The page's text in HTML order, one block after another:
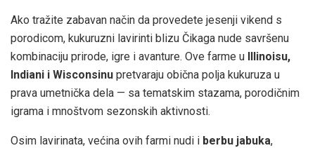
Ako tražite zabavan način da provedete jesenji vikend s
porodicom, kukuruzni lavirinti blizu Čikaga nude savršenu
kombinaciju prirode, igre i avanture. Ove farme u Illinoisu,
Indiani i Wisconsinu pretvaraju obična polja kukuruza u
prava umetnička dela — sa tematskim stazama, porodičnim
igrama i mnoštvom sezonskih aktivnosti.
Osim lavirinata, većina ovih farmi nudi i berbu jabuka,